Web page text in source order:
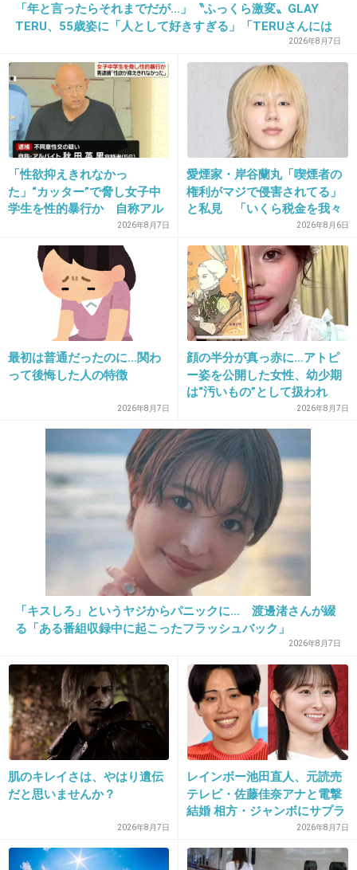
出典：img5.blogs.yahoo.co.jp
+27
17. 匿名2013/02/15(金) 16:41:10
はい来ました。
これが韓国クオリティー。
目にうつるものすべて敵と思え。
+36 -7
18. 匿名2013/02/15(金) 16:41:48
>>16
「日本ではお年玉は子供のために貯金が基本」
って言ったら、韓国人はどう反応するのか気に
+46
韓国人の嘘つきはデフォ
20. 匿名 2013/02/15(金) 16:42:16
うちそのままなんだけど、エコ？ｗ
+5 -6
「年と言ったらそれまでだが…」〝ふっくら激変〟GLAY
TERU、55歳姿に「人として好きすぎる」「TERUさんには
2026年8月7日
「性欲抑えきれなかっ
た」“カッター”で脅し女子中
学生を性的暴行か 自称アル
バイトの56歳男を逮捕 千葉
2026年8月7日
愛煙家・岸谷蘭丸「喫煙者の
権利がマジで侵害されてる」
と私見 「いくら税金を我々
2026年8月6日
最初は普通だったのに…関わ
って後悔した人の特徴
2026年8月7日
顔の半分が真っ赤に…アトピ
ー姿を公開した女性、幼少期
は“汚いもの”として扱われ
「人に触れる行為に罪悪感を
持っていた」
2026年8月7日
「キスしろ」というヤジからパニックに… 渡邊渚さんが綴
る「ある番組収録中に起こったフラッシュバック」
2026年8月7日
肌のキレイさは、やはり遺伝
だと思いませんか？
2026年8月7日
レインボー池田直人、元読売
テレビ・佐藤佳奈アナと電撃
結婚 相方・ジャンボにサプラ
2026年8月7日